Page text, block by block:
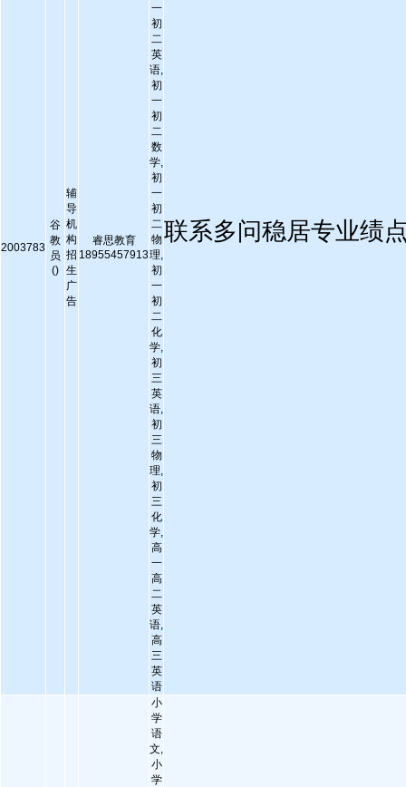
2003783
谷
教
员
()
辅
导
机
构
招
生
广
告
睿思教育
18955457913
一
初
二
英
语,
初
一
初
二
数
学,
初
一
初
二
物
理,
初
一
初
二
化
学,
初
三
英
语,
初
三
物
理,
初
三
化
学,
高
一
高
二
英
语,
高
三
英
语
联系多问稳居专业绩
小
学
语
文,
小
学